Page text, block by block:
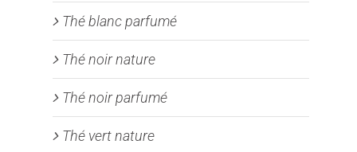
Thé blanc parfumé
Thé noir nature
Thé noir parfumé
Thé vert nature